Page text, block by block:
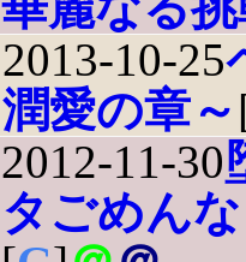
2013-10-25
潤愛の章～
2012-11-30
タごめん